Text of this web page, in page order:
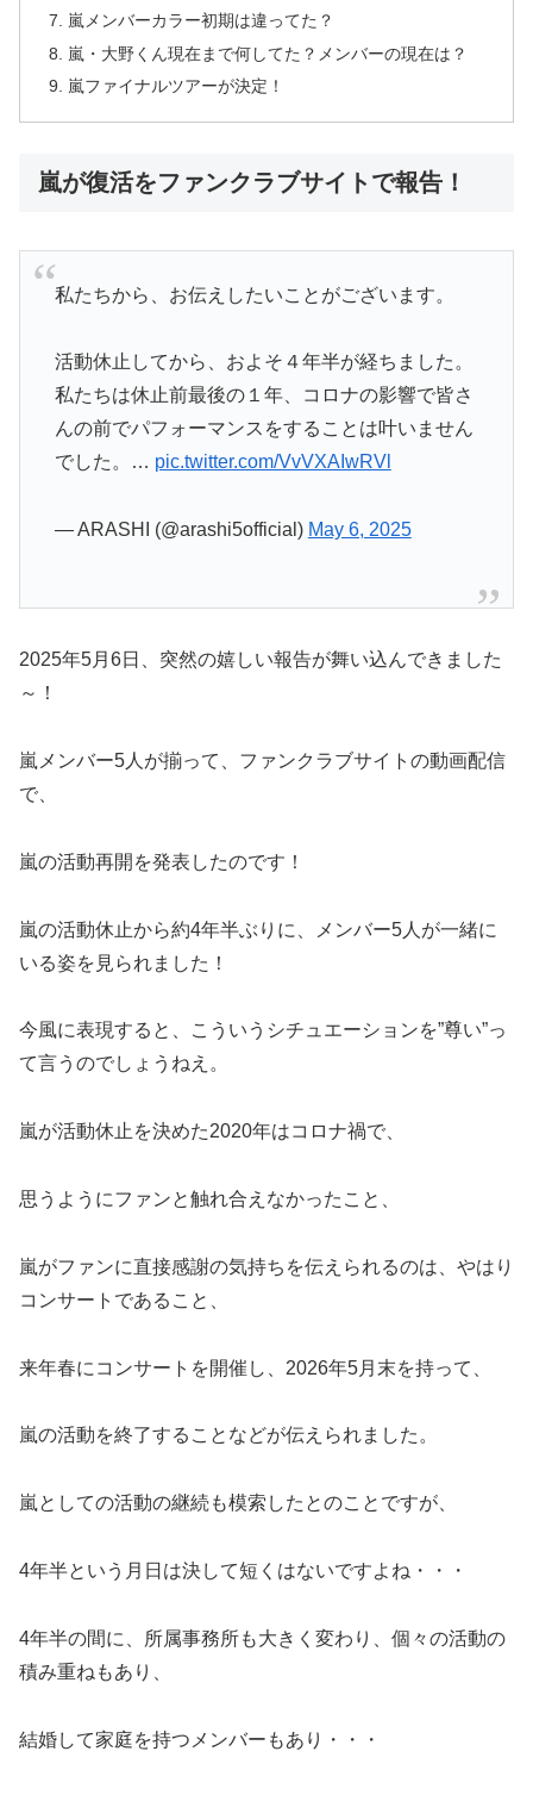
嵐メンバーカラー初期は違ってた？
嵐・大野くん現在まで何してた？メンバーの現在は？
嵐ファイナルツアーが決定！
嵐が復活をファンクラブサイトで報告！
私たちから、お伝えしたいことがございます。
活動休止してから、およそ４年半が経ちました。
私たちは休止前最後の１年、コロナの影響で皆さ
んの前でパフォーマンスをすることは叶いません
でした。… pic.twitter.com/VvVXAIwRVl
— ARASHI (@arashi5official) May 6, 2025
2025年5月6日、突然の嬉しい報告が舞い込んできました
～！
嵐メンバー5人が揃って、ファンクラブサイトの動画配信
で、
嵐の活動再開を発表したのです！
嵐の活動休止から約4年半ぶりに、メンバー5人が一緒に
いる姿を見られました！
今風に表現すると、こういうシチュエーションを”尊い”っ
て言うのでしょうねえ。
嵐が活動休止を決めた2020年はコロナ禍で、
思うようにファンと触れ合えなかったこと、
嵐がファンに直接感謝の気持ちを伝えられるのは、やはり
コンサートであること、
来年春にコンサートを開催し、2026年5月末を持って、
嵐の活動を終了することなどが伝えられました。
嵐としての活動の継続も模索したとのことですが、
4年半という月日は決して短くはないですよね・・・
4年半の間に、所属事務所も大きく変わり、個々の活動の
積み重ねもあり、
結婚して家庭を持つメンバーもあり・・・